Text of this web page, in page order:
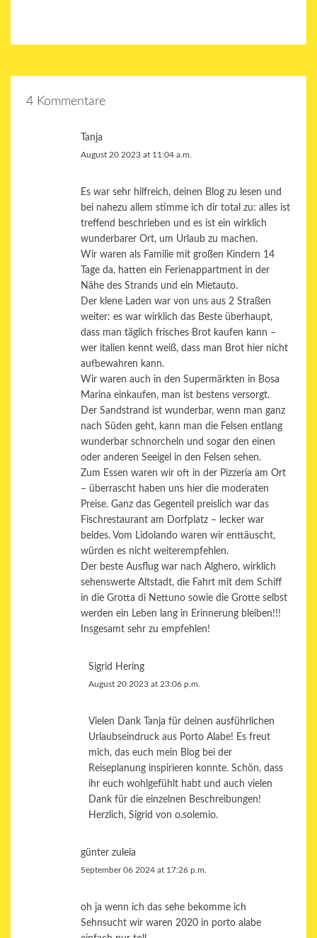
4 Kommentare
Tanja
August 20 2023 at 11:04 a.m.
Es war sehr hilfreich, deinen Blog zu lesen und
bei nahezu allem stimme ich dir total zu: alles ist
treffend beschrieben und es ist ein wirklich
wunderbarer Ort, um Urlaub zu machen.
Wir waren als Familie mit großen Kindern 14
Tage da, hatten ein Ferienappartment in der
Nähe des Strands und ein Mietauto.
Der klene Laden war von uns aus 2 Straßen
weiter: es war wirklich das Beste überhaupt,
dass man täglich frisches Brot kaufen kann –
wer italien kennt weiß, dass man Brot hier nicht
aufbewahren kann.
Wir waren auch in den Supermärkten in Bosa
Marina einkaufen, man ist bestens versorgt.
Der Sandstrand ist wunderbar, wenn man ganz
nach Süden geht, kann man die Felsen entlang
wunderbar schnorcheln und sogar den einen
oder anderen Seeigel in den Felsen sehen.
Zum Essen waren wir oft in der Pizzeria am Ort
– überrascht haben uns hier die moderaten
Preise. Ganz das Gegenteil preislich war das
Fischrestaurant am Dorfplatz – lecker war
beides. Vom Lidolando waren wir enttäuscht,
würden es nicht weiterempfehlen.
Der beste Ausflug war nach Alghero, wirklich
sehenswerte Altstadt, die Fahrt mit dem Schiff
in die Grotta di Nettuno sowie die Grotte selbst
werden ein Leben lang in Erinnerung bleiben!!!
Insgesamt sehr zu empfehlen!
Sigrid Hering
August 20 2023 at 23:06 p.m.
Vielen Dank Tanja für deinen ausführlichen
Urlaubseindruck aus Porto Alabe! Es freut
mich, das euch mein Blog bei der
Reiseplanung inspirieren konnte. Schön, dass
ihr euch wohlgefühlt habt und auch vielen
Dank für die einzelnen Beschreibungen!
Herzlich, Sigrid von o.solemio.
günter zuleia
September 06 2024 at 17:26 p.m.
oh ja wenn ich das sehe bekomme ich
Sehnsucht wir waren 2020 in porto alabe